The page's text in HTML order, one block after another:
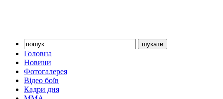
Головна
Новини
Фотогалерея
Відео боїв
Кадри дня